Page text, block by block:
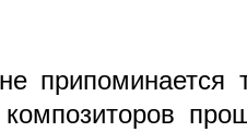
припоминается